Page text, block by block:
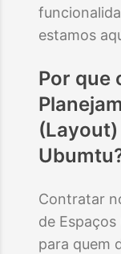
estamos
Por que
(Layout)
Contratar
de
para quem